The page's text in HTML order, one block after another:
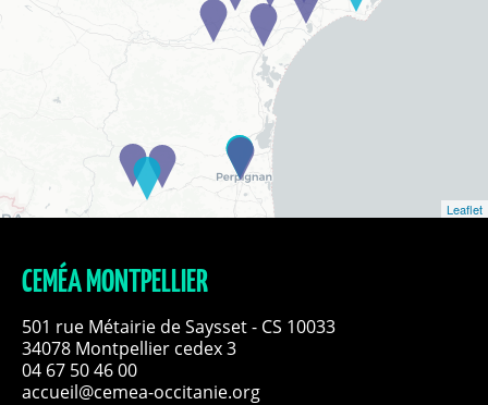
Leaflet
CEMÉA MONTPELLIER
501 rue Métairie de Saysset - CS 10033
34078 Montpellier cedex 3
04 67 50 46 00
accueil@cemea-occitanie.org